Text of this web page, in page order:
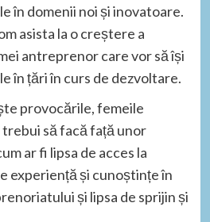
în domenii noi și inovatoare.
asista la o creștere a
antreprenor care vor să își
în țări în curs de dezvoltare.
provocările, femeile
să facă față unor
ar fi lipsa de acces la
experiență și cunoștințe în
și lipsa de sprijin și